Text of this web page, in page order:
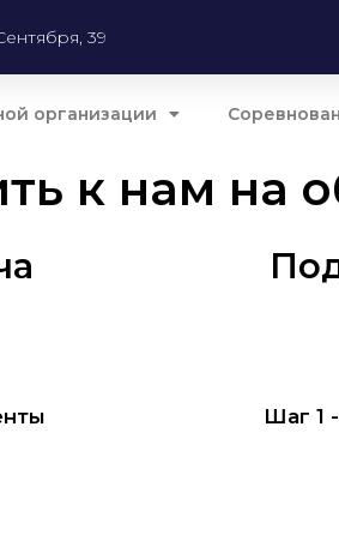
39
организации
к нам на
Шаг 1